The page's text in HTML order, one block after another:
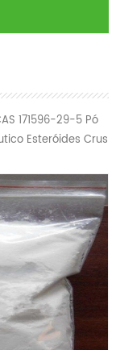
171596-29-5 Pó
Esteróides Crus